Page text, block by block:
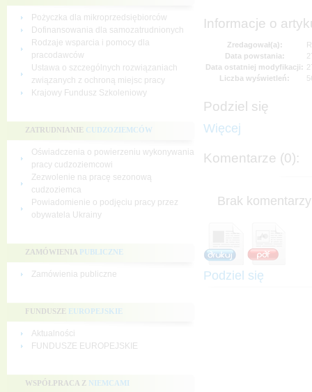
Pożyczka dla mikroprzedsiębiorców
Dofinansowania dla samozatrudnionych
Rodzaje wsparcia i pomocy dla
pracodawców
Ustawa o szczególnych rozwiązaniach
związanych z ochroną miejsc pracy
Krajowy Fundusz Szkoleniowy
ZATRUDNIANIE CUDZOZIEMCÓW
Oświadczenia o powierzeniu wykonywania
pracy cudzoziemcowi
Zezwolenie na pracę sezonową
cudzoziemca
Powiadomienie o podjęciu pracy przez
obywatela Ukrainy
ZAMÓWIENIA PUBLICZNE
Zamówienia publiczne
FUNDUSZE EUROPEJSKIE
Aktualności
FUNDUSZE EUROPEJSKIE
WSPÓŁPRACA Z NIEMCAMI
Informacje o
Zredagował(a):
Data powstania:
Data ostatniej modyfikacji:
Liczba wyświetleń:
Podziel się
Więcej
Komentarze (0):
Brak
Podziel się